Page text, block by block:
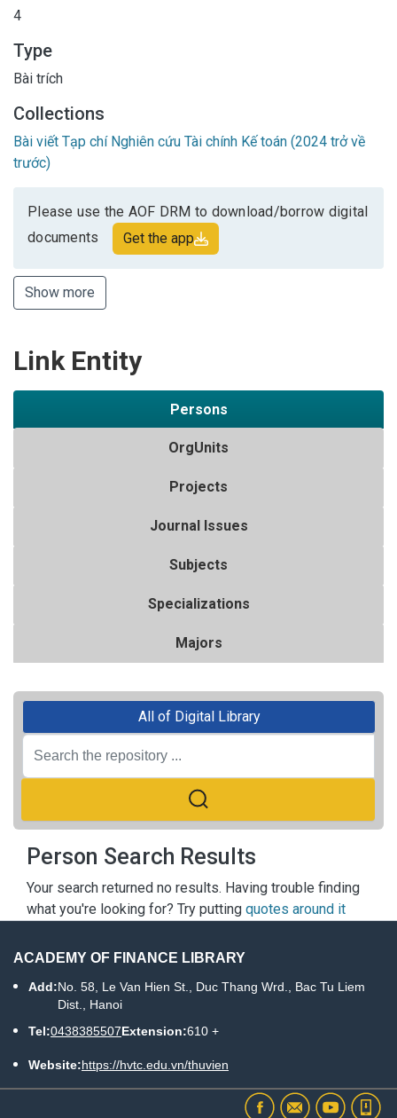
4
Type
Bài trích
Collections
Bài viết Tạp chí Nghiên cứu Tài chính Kế toán (2024 trở về
trước)
Please use the AOF DRM to download/borrow digital
documents
Get the app
Show more
Link Entity
Persons
OrgUnits
Projects
Journal Issues
Subjects
Specializations
Majors
All of Digital Library
Person Search Results
Your search returned no results. Having trouble finding
what you're looking for? Try putting quotes around it
ACADEMY OF FINANCE LIBRARY
Add:No. 58, Le Van Hien St., Duc Thang Wrd., Bac Tu Liem
Dist., Hanoi
Tel:0438385507Extension:610 +
Website:https://hvtc.edu.vn/thuvien